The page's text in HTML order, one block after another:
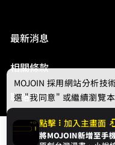
最新消息
相關條款
聯絡我們
點擊 加入主畫面
將MOJOIN新增至手
MOJOIN 採用網站分析技
選 "我同意" 或繼續瀏覽
Cookie，欲瞭解更多資訊